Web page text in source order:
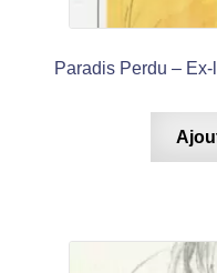
Paradis Perdu –